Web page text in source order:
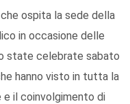
ospita la sede della
in occasione delle
state celebrate sabato
hanno visto in tutta la
e il coinvolgimento di